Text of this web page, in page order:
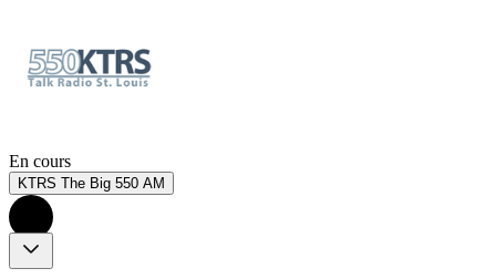
En cours
KTRS The Big 550 AM